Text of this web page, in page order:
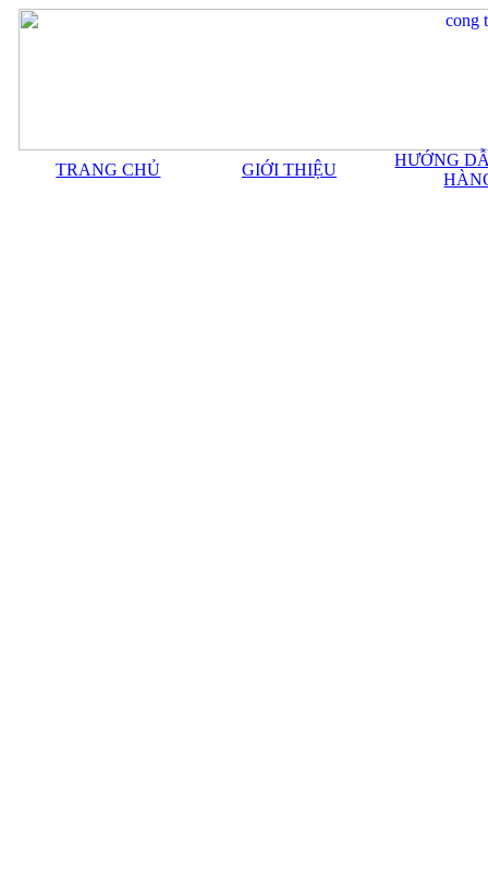
TRANG CHỦ GIỚI THIỆU
HƯỚNG